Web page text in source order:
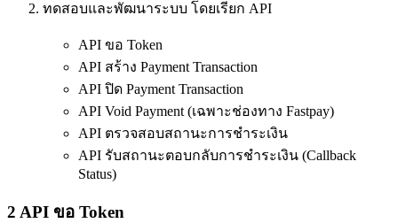
ทดสอบและพัฒนาระบบ โดยเรียก API
API ขอ Token
API สร้าง Payment Transaction
API ปิด Payment Transaction
API Void Payment (เฉพาะช่องทาง Fastpay)
API ตรวจสอบสถานะการชำระเงิน
API รับสถานะตอบกลับการชำระเงิน (Callback
Status)
2 API ขอ Token